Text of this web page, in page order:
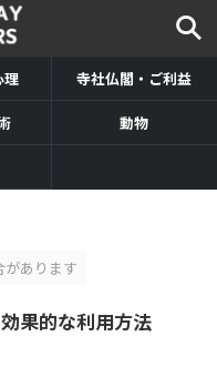
理 寺社仏閣・ご利益
動物
があります
果的な利用方法